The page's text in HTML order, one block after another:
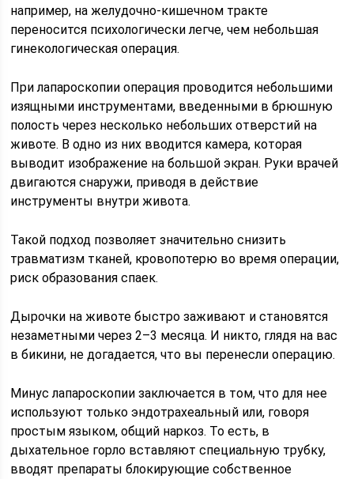
например, на желудочно-кишечном тракте
переносится психологически легче, чем небольшая
гинекологическая операция.
При лапароскопии операция проводится небольшими
изящными инструментами, введенными в брюшную
полость через несколько небольших отверстий на
животе. В одно из них вводится камера, которая
выводит изображение на большой экран. Руки врачей
двигаются снаружи, приводя в действие
инструменты внутри живота.
Такой подход позволяет значительно снизить
травматизм тканей, кровопотерю во время операции,
риск образования спаек.
Дырочки на животе быстро заживают и становятся
незаметными через 2–3 месяца. И никто, глядя на вас
в бикини, не догадается, что вы перенесли операцию.
Минус лапароскопии заключается в том, что для нее
используют только эндотрахеальный или, говоря
простым языком, общий наркоз. То есть, в
дыхательное горло вставляют специальную трубку,
вводят препараты блокирующие собственное